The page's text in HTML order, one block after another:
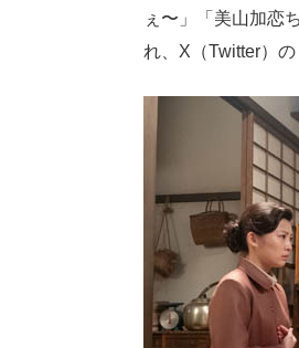
ぇ〜」「美山加恋
れ、X（Twitter）の